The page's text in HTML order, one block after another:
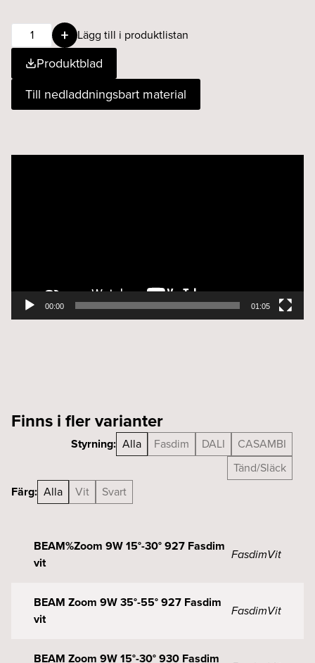
BEAM
Zoom
9W
35°-55°
930
Fasdim
Lägg till i produktlistan
Produktblad
Till nedladdningsbart material
00:00 01:05
Finns i fler varianter
Styrning: Alla Fasdim DALI
CASAMBI
Tänd/Släck
Färg: Alla Vit Svart
BEAM%Zoom 9W 15°-30° 927 Fasdim
vit
FasdimVit
BEAM Zoom 9W 35°-55° 927 Fasdim
vit
FasdimVit
BEAM Zoom 9W 15°-30° 930 Fasdim